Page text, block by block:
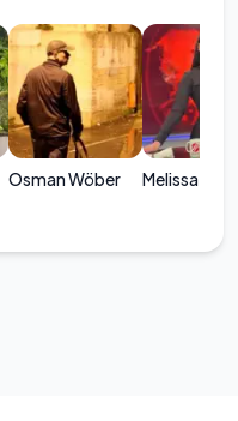
Osman Wöber Melissa